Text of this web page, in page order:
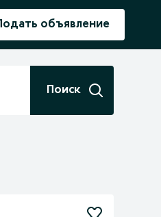
Подать объявление
Поиск